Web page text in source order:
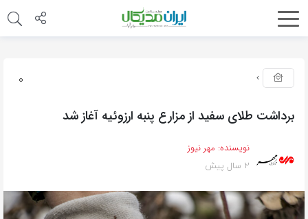
0
برداشت طلای سفید از مزارع پنبه ارزوئیه آغاز شد
نویسنده: مهر نیوز
2 سال پیش